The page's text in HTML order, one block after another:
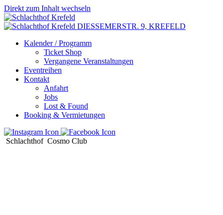
Direkt zum Inhalt wechseln
DIESSEMERSTR. 9, KREFELD
Kalender / Programm
Ticket Shop
Vergangene Veranstaltungen
Eventreihen
Kontakt
Anfahrt
Jobs
Lost & Found
Booking & Vermietungen
Schlachthof Cosmo Club